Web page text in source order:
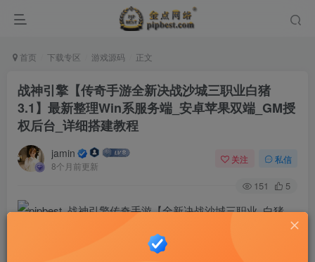
首页 下载专区 游戏源码 正文
战神引擎【传奇手游全新决战沙城三职业白猪
3.1】最新整理Win系服务端_安卓苹果双端_GM授
权后台_详细搭建教程
jamin
8个月前更新
关注 私信
151 5